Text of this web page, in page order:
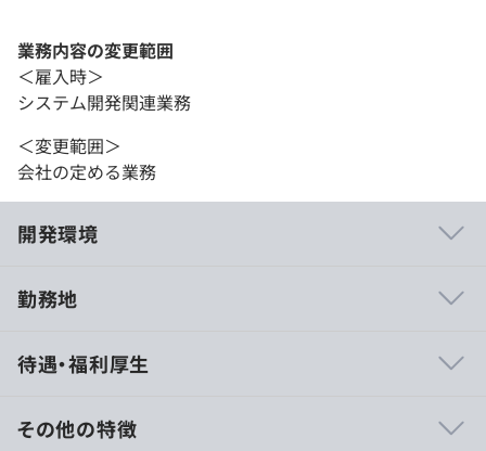
業務内容の変更範囲
＜雇入時＞
システム開発関連業務
＜変更範囲＞
会社の定める業務
開発環境
ル人財の育成に注力中です。
の方法を提示し、社員ひとりひとりの自律的な成長を支援
する制度なども用意しています。
勤務地
待遇・福利厚生
その他の特徴